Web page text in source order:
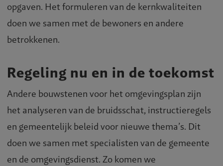
opgaven. Het formuleren van de kernkwaliteiten
doen we samen met de bewoners en andere
betrokkenen.
Regeling nu en in de toekomst
Andere bouwstenen voor het omgevingsplan zijn
het analyseren van de bruidsschat, instructieregels
en gemeentelijk beleid voor nieuwe thema’s. Dit
doen we samen met specialisten van de gemeente
en de omgevingsdienst. Zo komen we